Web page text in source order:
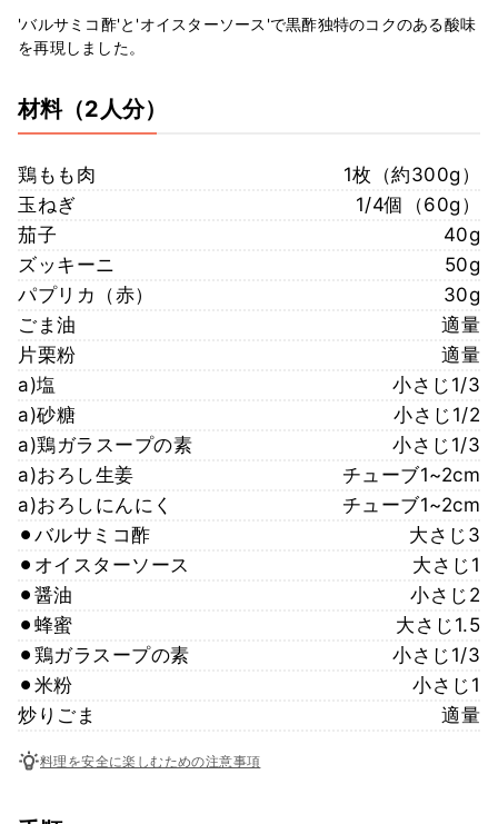
'バルサミコ酢'と'オイスターソース'で黒酢独特のコクのある酸味
を再現しました。
材料（2人分）
鶏もも肉
1枚（約300g）
玉ねぎ
1/4個（60g）
茄子
40g
ズッキーニ
50g
パプリカ（赤）
30g
ごま油
適量
片栗粉
適量
a)塩
小さじ1/3
a)砂糖
小さじ1/2
a)鶏ガラスープの素
小さじ1/3
a)おろし生姜
チューブ1~2cm
a)おろしにんにく
チューブ1~2cm
⚫︎バルサミコ酢
大さじ3
⚫︎オイスターソース
大さじ1
⚫︎醤油
小さじ2
⚫︎蜂蜜
大さじ1.5
⚫︎鶏ガラスープの素
小さじ1/3
⚫︎米粉
小さじ1
炒りごま
適量
料理を安全に楽しむための注意事項